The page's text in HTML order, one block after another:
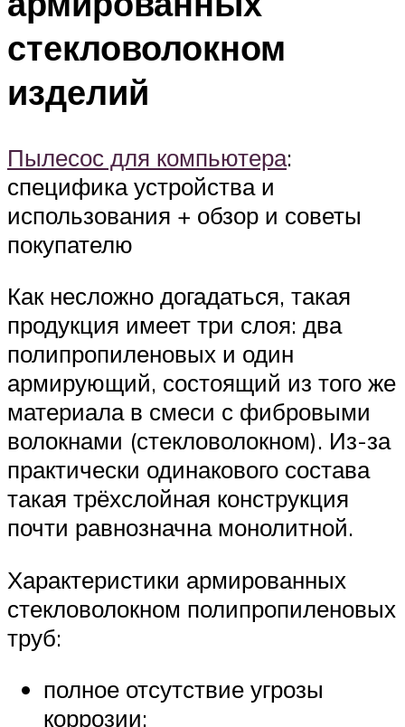
стекловолокном
изделий
Пылесос для компьютера:
специфика устройства и
использования + обзор и советы
покупателю
Как несложно догадаться, такая
продукция имеет три слоя: два
полипропиленовых и один
армирующий, состоящий из того же
материала в смеси с фибровыми
волокнами (стекловолокном). Из-за
практически одинакового состава
такая трёхслойная конструкция
почти равнозначна монолитной.
Характеристики армированных
стекловолокном полипропиленовых
труб:
полное отсутствие угрозы
коррозии;